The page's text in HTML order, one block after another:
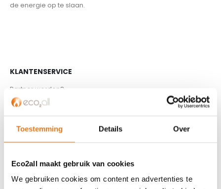
Toestemming Details Over
Eco2all maakt gebruik van cookies
We gebruiken cookies om content en advertenties te
de energie op te slaan.
KLANTENSERVICE
Partner worden?
Over ons
Privacybeleid
Algemene voorwaarden
Partner Locator
Contact